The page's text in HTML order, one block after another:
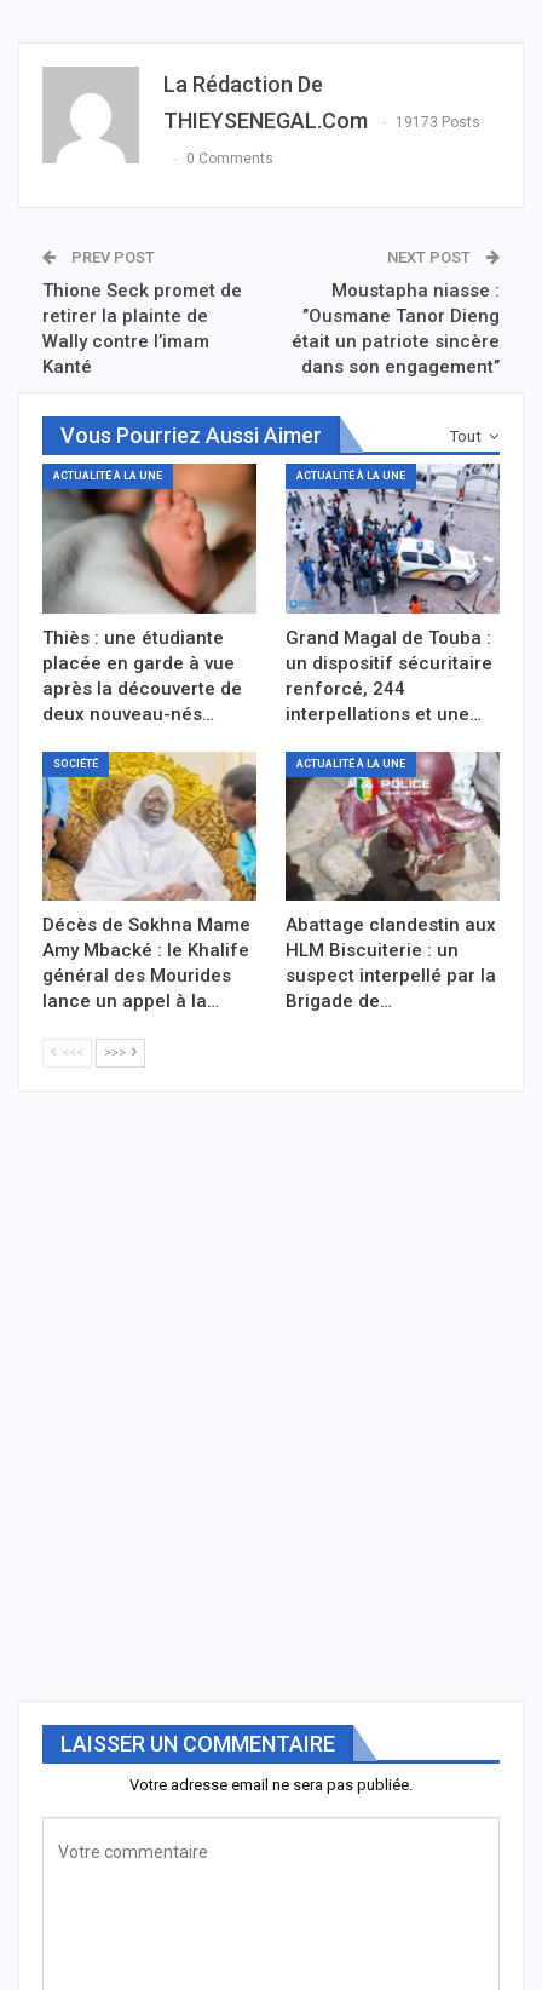
La Rédaction De
THIEYSENEGAL.com
19173 Posts
0 Comments
PREV POST
Thione Seck promet de
retirer la plainte de
Wally contre l’imam
Kanté
NEXT POST
Moustapha niasse :
’’Ousmane Tanor Dieng
était un patriote sincère
dans son engagement’’
Tout
Vous Pourriez Aussi Aimer
ACTUALITÉ À LA UNE
Thiès : une étudiante
placée en garde à vue
après la découverte de
deux nouveau-nés…
ACTUALITÉ À LA UNE
Grand Magal de Touba :
un dispositif sécuritaire
renforcé, 244
interpellations et une…
SOCIÉTÉ
Décès de Sokhna Mame
Amy Mbacké : le Khalife
général des Mourides
lance un appel à la…
ACTUALITÉ À LA UNE
Abattage clandestin aux
HLM Biscuiterie : un
suspect interpellé par la
Brigade de…
<<< >>>
LAISSER UN COMMENTAIRE
Votre adresse email ne sera pas publiée.